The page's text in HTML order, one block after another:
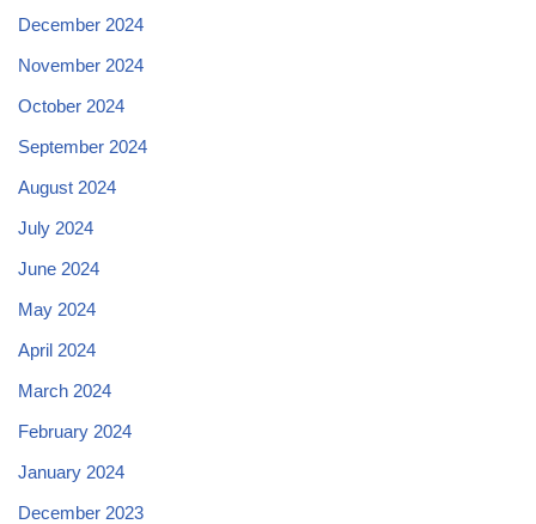
December 2024
November 2024
October 2024
September 2024
August 2024
July 2024
June 2024
May 2024
April 2024
March 2024
February 2024
January 2024
December 2023